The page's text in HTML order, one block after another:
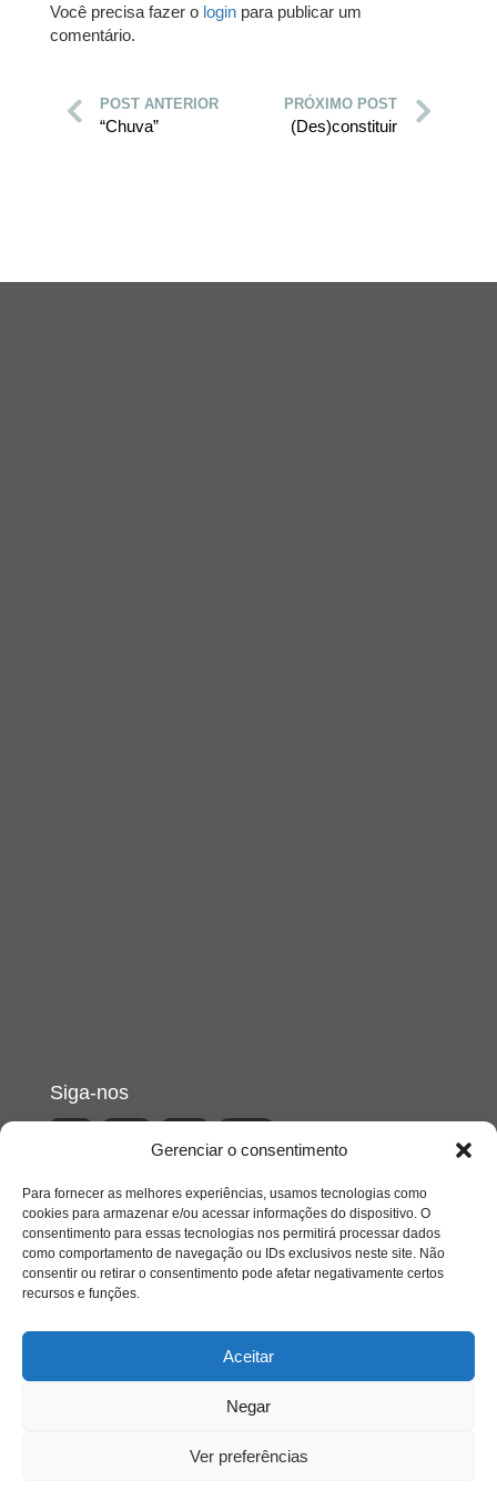
Gerenciar o consentimento
Para fornecer as melhores experiências, usamos tecnologias como
cookies para armazenar e/ou acessar informações do dispositivo. O
consentimento para essas tecnologias nos permitirá processar dados
como comportamento de navegação ou IDs exclusivos neste site. Não
consentir ou retirar o consentimento pode afetar negativamente certos
recursos e funções.
Aceitar
Negar
Ver preferências
Você precisa fazer o login para publicar um
comentário.
POST ANTERIOR
“Chuva”
PRÓXIMO POST
(Des)constituir
Siga-nos